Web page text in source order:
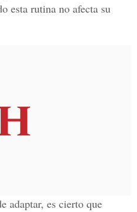
esta rutina no afecta su
adaptar, es cierto que